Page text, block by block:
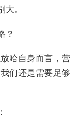
。
？
哈自身而言，营
们还是需要足够